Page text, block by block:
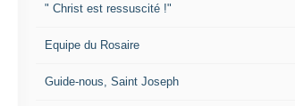
" Christ est ressuscité !"
Equipe du Rosaire
Guide-nous, Saint Joseph